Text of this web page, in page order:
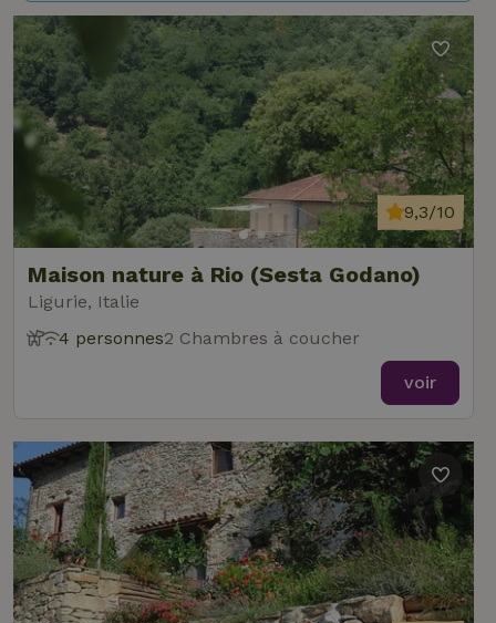
Maison nature à Rio (Sesta Godano)
Ligurie, Italie
9,3/10
4 personnes2 Chambres à coucher
voir